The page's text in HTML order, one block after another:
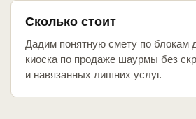
Сколько стоит
Дадим понятную смету по блокам
киоска по продаже шаурмы без
и навязанных лишних услуг.